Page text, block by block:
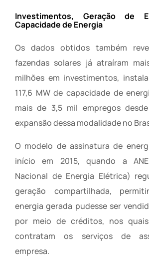
Investimentos, Geração de
Capacidade de Energia
Os dados obtidos também
fazendas solares já atraíram
milhões em investimentos,
117,6 MW de capacidade de
mais de 3,5 mil empregos
expansão dessa modalidade no
O modelo de assinatura de
início em 2015, quando a
Nacional de Energia Elétrica)
geração compartilhada,
energia gerada pudesse ser
por meio de créditos, nos
contratam os serviços de
empresa.